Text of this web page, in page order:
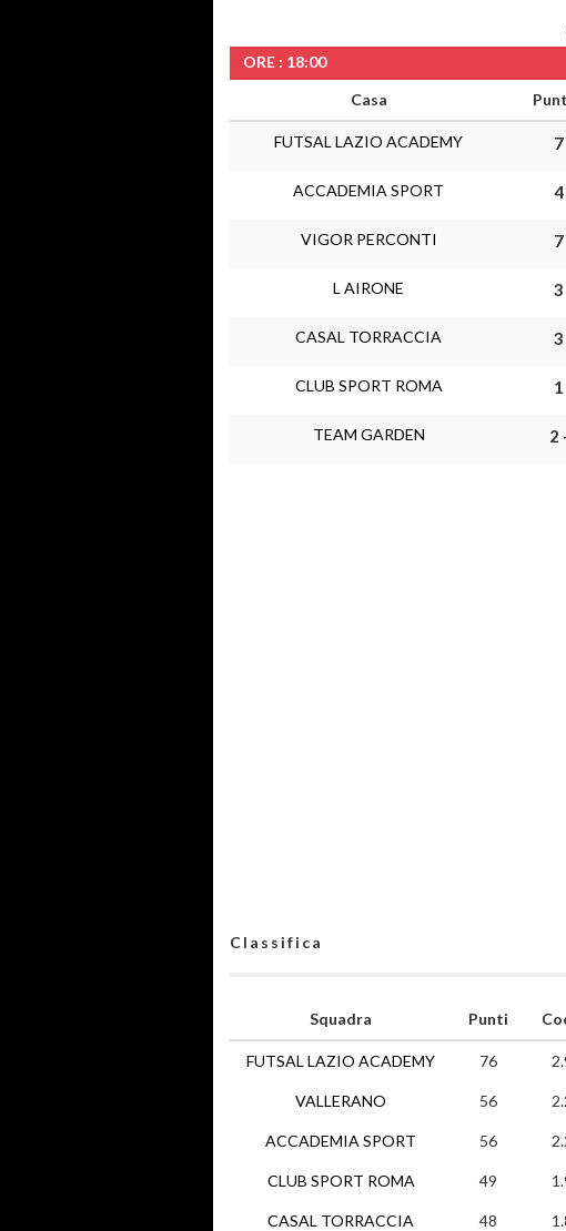
ORE : 18:00
Casa
FUTSAL LAZIO ACADEMY
ACCADEMIA SPORT
VIGOR PERCONTI
L AIRONE 3
CASAL TORRACCIA
CLUB SPORT ROMA
TEAM GARDEN 2
Classifica
Squadra
FUTSAL LAZIO ACADEMY
VALLERANO
ACCADEMIA SPORT
CLUB SPORT ROMA
CASAL TORRACCIA
Punti
76
56
56
49
48